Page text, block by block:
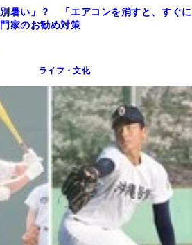
暑い」？ 「エアコンを消すと、すぐに
家のお勧め対策
ライフ・文化